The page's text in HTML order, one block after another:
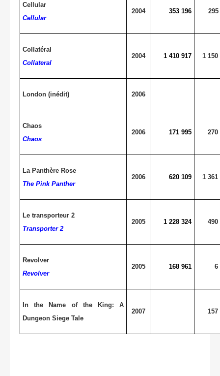
Cellular
Cellular
2004 353 196 295
Collatéral
Collateral
2004 1 410 917 1 150
London (inédit) 2006
Chaos
Chaos
2006 171 995 270
La Panthère Rose
The Pink Panther
2006 620 109 1 361
Le transporteur 2
Transporter 2
2005 1 228 324 490
Revolver
Revolver
2005 168 961 6
In the Name of the King: A
Dungeon Siege Tale
2007 157